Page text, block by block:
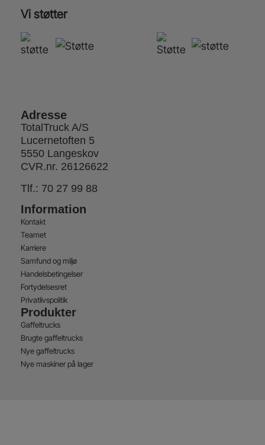
Vi støtter
Adresse
TotalTruck A/S
Lucernetoften 5
5550 Langeskov
CVR.nr. 26126622
Tlf.: 70 27 99 88
Information
Kontakt
Teamet
Karriere
Samfund og miljø
Handelsbetingelser
Fortydelsesret
Privatlivspolitik
Produkter
Gaffeltrucks
Brugte gaffeltrucks
Nye gaffeltrucks
Nye maskiner på lager